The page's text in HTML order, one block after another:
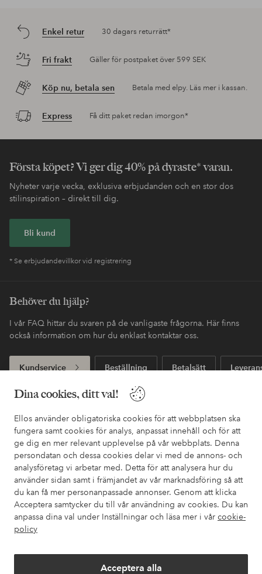
Dina cookies, ditt val!
Ellos använder obligatoriska cookies för att webbplatsen ska
fungera samt cookies för analys, anpassat innehåll och för att
ge dig en mer relevant upplevelse på vår webbplats. Denna
persondatan och dessa cookies delar vi med de annons- och
analysföretag vi arbetar med. Detta för att analysera hur du
använder sidan samt i främjandet av vår marknadsföring så att
du kan få mer personanpassade annonser. Genom att klicka
Acceptera samtycker du till vår användning av cookies. Du kan
anpassa dina val under Inställningar och läsa mer i vår cookie-
policy
Acceptera alla
Enkel retur 30 dagars returrätt*
Fri frakt Gäller för postpaket över 599 SEK
Köp nu, betala sen Betala med elpy. Läs mer i kassan.
Express Få ditt paket redan imorgon*
Första köpet? Vi ger dig 40% på dyraste* varan.
Nyheter varje vecka, exklusiva erbjudanden och en stor dos
stilinspiration – direkt till dig.
Bli kund
* Se erbjudandevillkor vid registrering
Behöver du hjälp?
I vår FAQ hittar du svaren på de vanligaste frågorna. Här finns
också information om hur du enklast kontaktar oss.
Kundservice Beställning Betalsätt
Mina sidor
Om Ellos
Våra tjänster
Villkor